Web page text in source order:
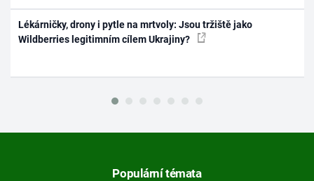
Lékárničky, drony i pytle na mrtvoly: Jsou tržiště jako
Wildberries legitimním cílem Ukrajiny?
Populární témata